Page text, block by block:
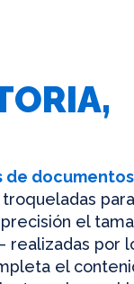
de
el
por
el